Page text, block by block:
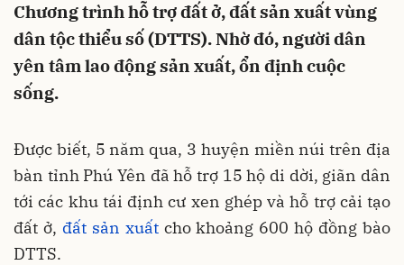
Chương trình hỗ trợ đất ở, đất sản xuất vùng
dân tộc thiểu số (DTTS). Nhờ đó, người dân
yên tâm lao động sản xuất, ổn định cuộc
sống.
Được biết, 5 năm qua, 3 huyện miền núi trên địa
bàn tỉnh Phú Yên đã hỗ trợ 15 hộ di dời, giãn dân
tới các khu tái định cư xen ghép và hỗ trợ cải tạo
đất ở, đất sản xuấtcho khoảng 600 hộ đồng bào
DTTS.